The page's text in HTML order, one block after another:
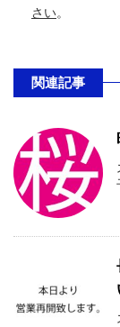
さい。
関連記事